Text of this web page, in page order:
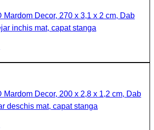
Mardom Decor, 270 x 3,1 x 2 cm, Dab
inchis mat, capat stanga
Mardom Decor, 200 x 2,8 x 1,2 cm, Dab
deschis mat, capat stanga